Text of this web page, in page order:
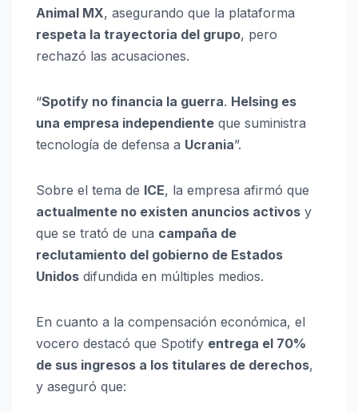
Animal MX, asegurando que la plataforma
respeta la trayectoria del grupo, pero
rechazó las acusaciones.
“Spotify no financia la guerra. Helsing es
una empresa independiente que suministra
tecnología de defensa a Ucrania”.
Sobre el tema de ICE, la empresa afirmó que
actualmente no existen anuncios activos y
que se trató de una campaña de
reclutamiento del gobierno de Estados
Unidos difundida en múltiples medios.
En cuanto a la compensación económica, el
vocero destacó que Spotify entrega el 70%
de sus ingresos a los titulares de derechos,
y aseguró que: